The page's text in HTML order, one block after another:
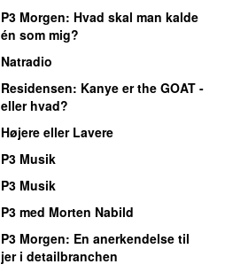
P3 Morgen: Hvad skal man kalde
én som mig?
Natradio
Residensen: Kanye er the GOAT -
eller hvad?
Højere eller Lavere
P3 Musik
P3 Musik
P3 med Morten Nabild
P3 Morgen: En anerkendelse til
jer i detailbranchen